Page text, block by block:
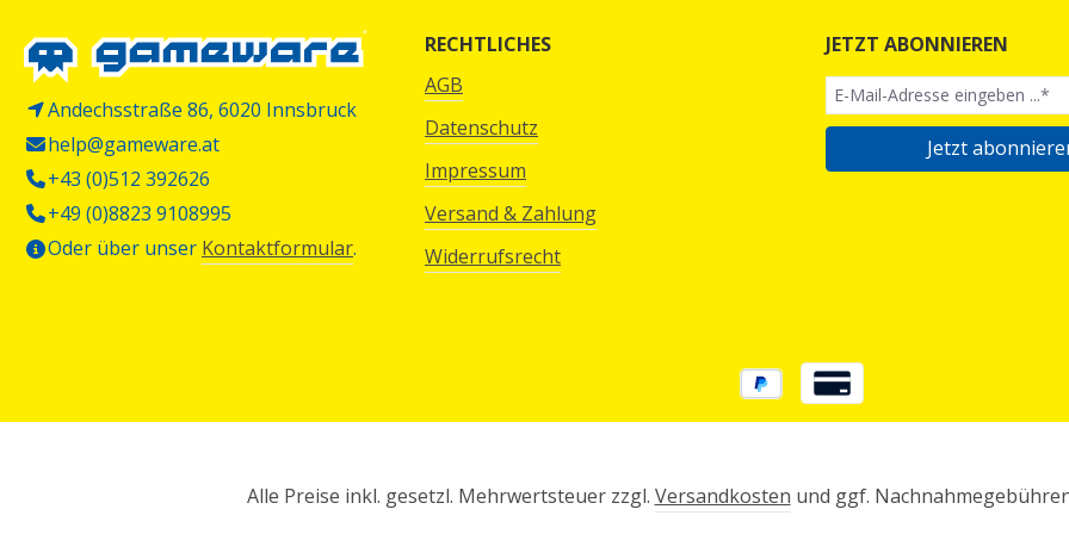
Andechsstraße 86, 6020 Innsbruck
help@gameware.at
+43 (0)512 392626
+49 (0)8823 9108995
Oder über unser Kontaktformular.
RECHTLICHES
AGB
Datenschutz
Impressum
Versand & Zahlung
Widerrufsrecht
JETZT ABONNIEREN
Jetzt
Alle Preise inkl. gesetzl. Mehrwertsteuer zzgl. Versandkosten und ggf.